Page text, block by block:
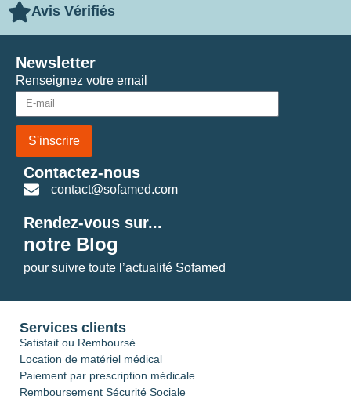
Avis Vérifiés
Renseignez votre email
S'inscrire
Newsletter
Contactez-nous
contact@sofamed.com
Rendez-vous sur...
notre Blog
pour suivre toute l’actualité Sofamed
Services clients
Satisfait ou Remboursé
Location de matériel médical
Paiement par prescription médicale
Remboursement Sécurité Sociale